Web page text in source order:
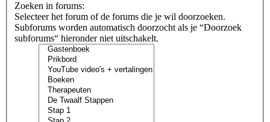
Zoeken in forums:
Selecteer het forum of de forums die je wil doorzoeken.
Subforums worden automatisch doorzocht als je “Doorzoek
subforums“ hieronder niet uitschakelt.